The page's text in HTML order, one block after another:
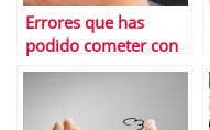
Errores que has
podido cometer con
tu tarjeta de crÃ©dito